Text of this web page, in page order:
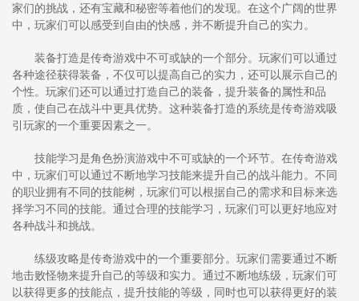
家们的挑战，还有宝藏和秘密等着他们的发现。在这个广阔的世界
中，玩家们可以感受到自由的快感，并不断提升自己的实力。
装备打造是传奇游戏中不可或缺的一个部分。玩家们可以通过
各种途径获得装备，不仅可以提高自己的实力，还可以展示自己的
个性。玩家们还可以通过打造自己的装备，提升装备的属性和品
质，使自己在战斗中更具优势。这种装备打造的系统是传奇游戏吸
引玩家的一个重要因素之一。
技能学习是角色扮演游戏中不可或缺的一个环节。在传奇游戏
中，玩家们可以通过不断地学习技能来提升自己的战斗能力。不同
的职业拥有不同的技能树，玩家们可以根据自己的需求和目标来选
择学习不同的技能。通过合理的技能学习，玩家们可以更好地应对
各种战斗和挑战。
练级攻略是传奇游戏中的一个重要部分。玩家们需要通过不断
地击败怪物来提升自己的等级和实力。通过不断地练级，玩家们可
以获得更多的技能点，提升技能的等级，同时也可以获得更好的装